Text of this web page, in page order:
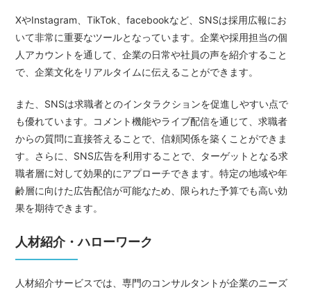
XやInstagram、TikTok、facebookなど、SNSは採用広報にお
いて非常に重要なツールとなっています。企業や採用担当の個
人アカウントを通して、企業の日常や社員の声を紹介すること
で、企業文化をリアルタイムに伝えることができます。
また、SNSは求職者とのインタラクションを促進しやすい点で
も優れています。コメント機能やライブ配信を通じて、求職者
からの質問に直接答えることで、信頼関係を築くことができま
す。さらに、SNS広告を利用することで、ターゲットとなる求
職者層に対して効果的にアプローチできます。特定の地域や年
齢層に向けた広告配信が可能なため、限られた予算でも高い効
果を期待できます。
人材紹介・ハローワーク
人材紹介サービスでは、専門のコンサルタントが企業のニーズ